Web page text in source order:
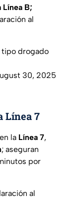
Línea B;
al
tipo drogado
30, 2025
Línea 7
en la Línea 7,
; aseguran
por
al